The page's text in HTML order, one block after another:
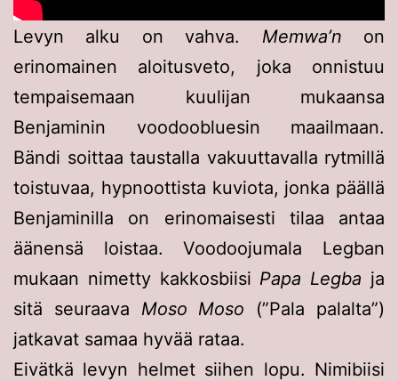
Levyn alku on vahva. Memwa’n on
erinomainen aloitusveto, joka onnistuu
tempaisemaan kuulijan mukaansa
Benjaminin voodoobluesin maailmaan.
Bändi soittaa taustalla vakuuttavalla rytmillä
toistuvaa, hypnoottista kuviota, jonka päällä
Benjaminilla on erinomaisesti tilaa antaa
äänensä loistaa. Voodoojumala Legban
mukaan nimetty kakkosbiisi Papa Legba ja
sitä seuraava Moso Moso (”Pala palalta”)
jatkavat samaa hyvää rataa.
Eivätkä levyn helmet siihen lopu. Nimibiisi